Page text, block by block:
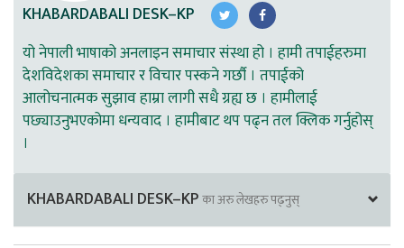
KHABARDABALI DESK–KP
यो नेपाली भाषाको अनलाइन समाचार संस्था हो । हामी तपाईहरुमा
देशविदेशका समाचार र विचार पस्कने गर्छौ । तपाईको
आलोचनात्मक सुझाव हाम्रा लागी सधै ग्रह्य छ । हामीलाई
पछ्याउनुभएकोमा धन्यवाद । हामीबाट थप पढ्न तल क्लिक गर्नुहोस्
।
KHABARDABALI DESK–KPका अरु लेखहरु पढ्नुस्